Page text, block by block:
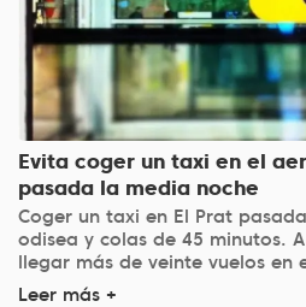
Evita coger un taxi en el
pasada la media noche
Coger un taxi en El Prat
odisea y colas de 45 minutos.
llegar más de veinte vuelos en
Leer más +